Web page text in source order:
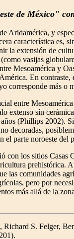
de México"
Aridamérica, y
característica es,
la extensión de
vasijas
Mesoamérica y
En
corresponde más
entre
extenso sín
(Phillips 2002).
decoradas,
el parte noroeste del
con los sitios
las comunidades
pero por
más allá de la
S. Felger,